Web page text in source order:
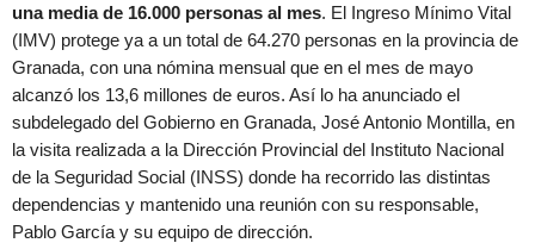
una media de 16.000 personas al mes. El Ingreso Mínimo Vital
(IMV) protege ya a un total de 64.270 personas en la provincia de
Granada, con una nómina mensual que en el mes de mayo
alcanzó los 13,6 millones de euros. Así lo ha anunciado el
subdelegado del Gobierno en Granada, José Antonio Montilla, en
la visita realizada a la Dirección Provincial del Instituto Nacional
de la Seguridad Social (INSS) donde ha recorrido las distintas
dependencias y mantenido una reunión con su responsable,
Pablo García y su equipo de dirección.